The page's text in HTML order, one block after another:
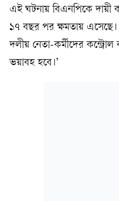
এই ঘটনায় বিএনপিকে দায়ী
১৭ বছর পর ক্ষমতায় এসেছে।
দলীয় নেতা-কর্মীদের
ভয়াবহ হবে।’